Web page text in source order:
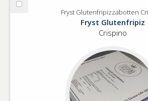
Välj
Glutenfripizzabotten
Fryst Glutenfripizzabotten
Fryst Glutenfripiz
Crispino